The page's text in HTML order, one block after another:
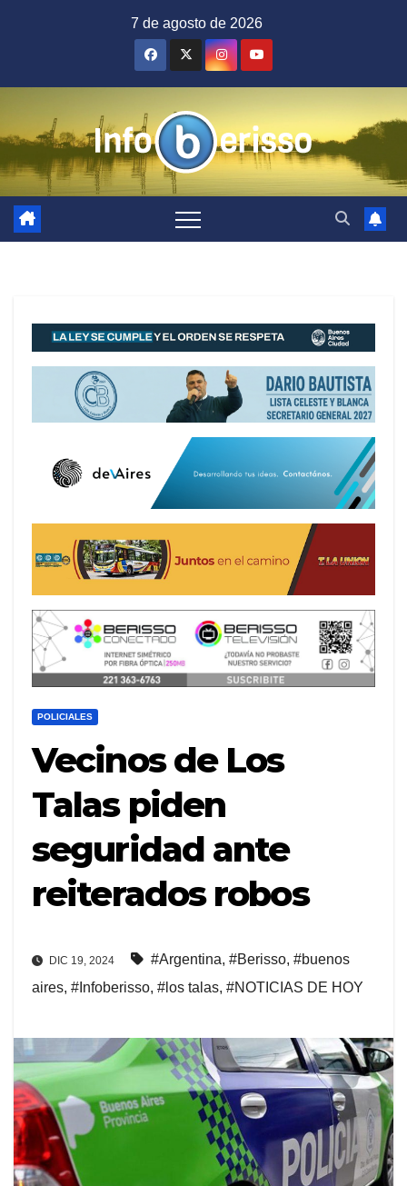
7 de agosto de 2026
POLICIALES
Vecinos de Los
Talas piden
seguridad ante
reiterados robos
DIC 19, 2024 #Argentina, #Berisso, #buenos
aires, #Infoberisso, #los talas, #NOTICIAS DE HOY